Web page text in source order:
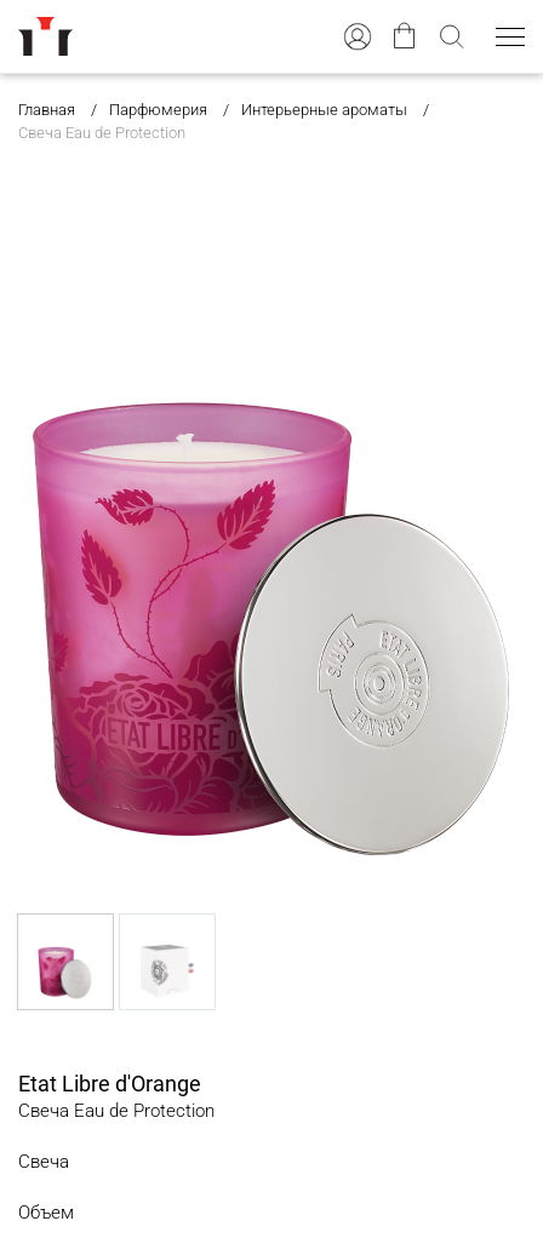
Главная Парфюмерия
Интерьерные ароматы
Свеча Eau de Protection
Etat Libre d'Orange
Свеча Eau de Protection
Свеча
Объем